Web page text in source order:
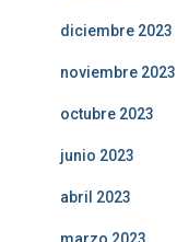
diciembre 2023
noviembre 2023
octubre 2023
junio 2023
abril 2023